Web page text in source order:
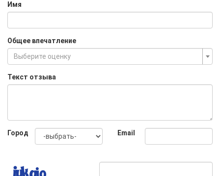
Имя
Общее впечатление
Выберите оценку
Текст отзыва
Город Email